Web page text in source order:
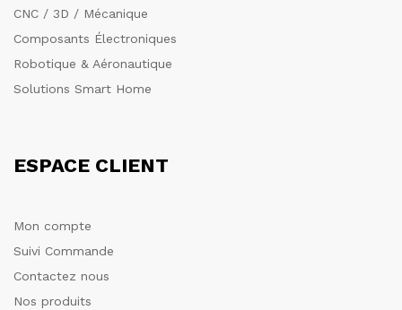
CNC / 3D / Mécanique
Composants Électroniques
Robotique & Aéronautique
Solutions Smart Home
ESPACE CLIENT
Mon compte
Suivi Commande
Contactez nous
Nos produits